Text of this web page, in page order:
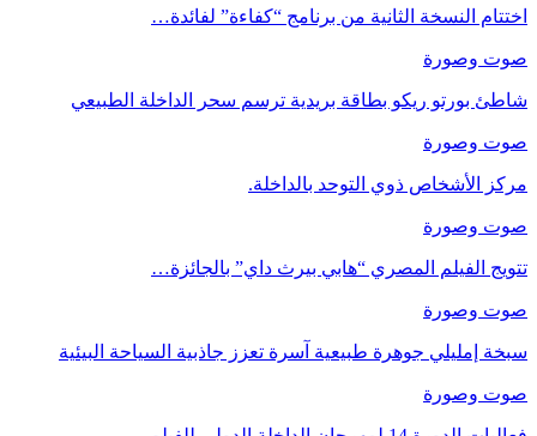
اختتام النسخة الثانية من برنامج “كفاءة” لفائدة…
صوت وصورة
شاطئ بورتو ريكو بطاقة بريدية ترسم سحر الداخلة الطبيعي
صوت وصورة
مركز الأشخاص ذوي التوحد بالداخلة.
صوت وصورة
تتويج الفيلم المصري “هابي بيرث داي” بالجائزة…
صوت وصورة
سبخة إمليلي جوهرة طبيعية آسرة تعزز جاذبية السياحة البيئية
صوت وصورة